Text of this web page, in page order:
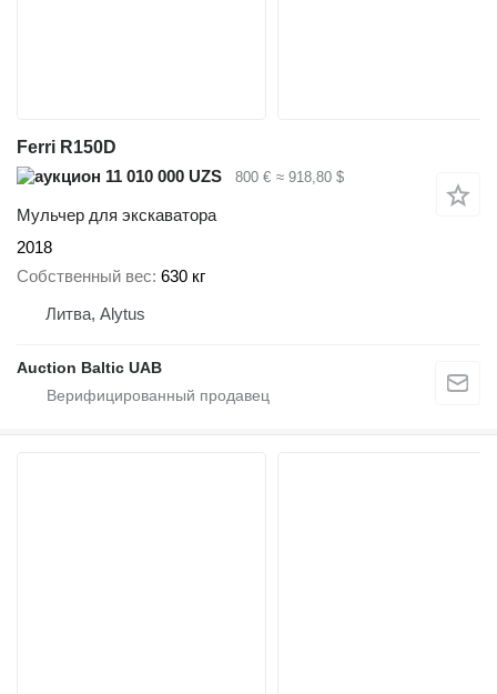
Ferri R150D
11 010 000 UZS
800 € ≈ 918,80 $
Мульчер для экскаватора
2018
Собственный вес 630 кг
Литва, Alytus
Auction Baltic UAB